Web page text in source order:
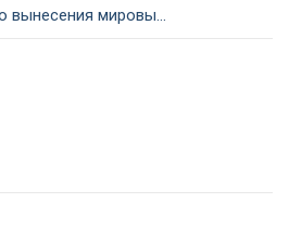
вынесения мировы...